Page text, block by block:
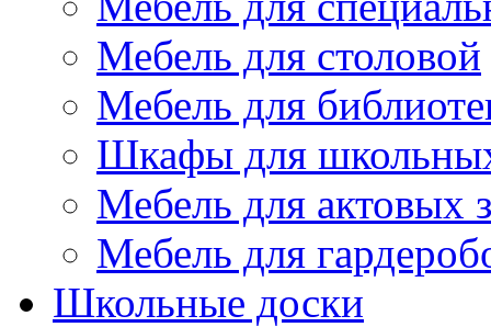
Мебель для столовой
Мебель для
Шкафы для
Мебель для актовых
Мебель для
Школьные доски